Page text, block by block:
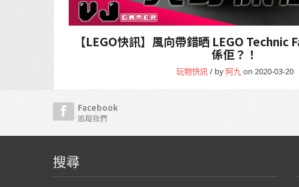
【LEGO快訊】風向帶錯晒 LEGO Technic
係佢？！
玩物快訊/ by 阿九on 2020-03-20
Facebook
追蹤我們
搜尋